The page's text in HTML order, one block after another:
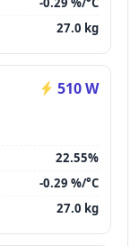
27.0 kg
510 W
22.55%
-0.29 %/°C
27.0 kg